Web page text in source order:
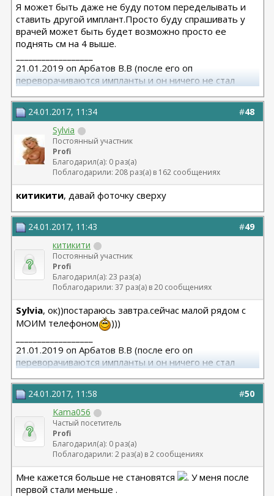
Я может быть даже не буду потом переделывать и
ставить другой имплант.Просто буду спрашивать у
врачей может быть будет возможно просто ее
поднять см на 4 выше.
21.01.2019 оп Арбатов В.В (после его оп
переворачиваются импланты и он ничего не стал
#48
24.01.2017, 11:34
Sylvia
Постоянный участник
Profi
Благодарил(а): 0 раз(а)
Поблагодарили: 208 раз(а) в 162 сообщениях
китикити, давай фоточку сверху
#49
24.01.2017, 11:43
китикити
Постоянный участник
Profi
Благодарил(а): 23 раз(а)
Поблагодарили: 37 раз(а) в 20 сообщениях
Sylvia, ок))постараюсь завтра.сейчас малой рядом с
МОИМ телефоном
)))
21.01.2019 оп Арбатов В.В (после его оп
переворачиваются импланты и он ничего не стал
#50
24.01.2017, 11:58
Kama056
Частый посетитель
Profi
Благодарил(а): 0 раз(а)
Поблагодарили: 2 раз(а) в 2 сообщениях
Мне кажется больше не становятся
. У меня после
первой стали меньше .